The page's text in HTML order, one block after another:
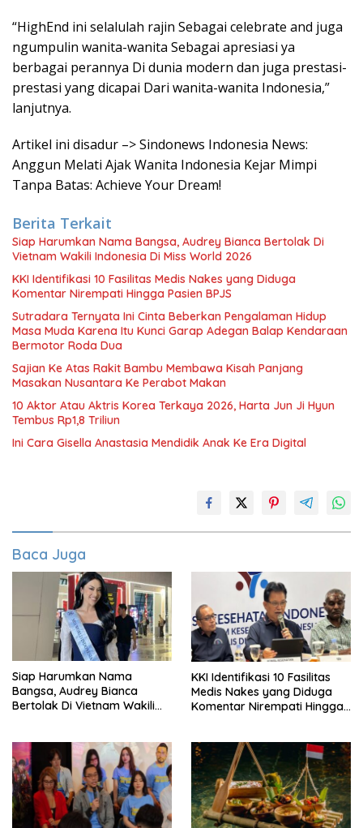
“HighEnd ini selalulah rajin Sebagai celebrate and juga
ngumpulin wanita-wanita Sebagai apresiasi ya
berbagai perannya Di dunia modern dan juga prestasi-
prestasi yang dicapai Dari wanita-wanita Indonesia,”
lanjutnya.
Artikel ini disadur –> Sindonews Indonesia News:
Anggun Melati Ajak Wanita Indonesia Kejar Mimpi
Tanpa Batas: Achieve Your Dream!
Berita Terkait
Siap Harumkan Nama Bangsa, Audrey Bianca Bertolak Di
Vietnam Wakili Indonesia Di Miss World 2026
KKI Identifikasi 10 Fasilitas Medis Nakes yang Diduga
Komentar Nirempati Hingga Pasien BPJS
Sutradara Ternyata Ini Cinta Beberkan Pengalaman Hidup
Masa Muda Karena Itu Kunci Garap Adegan Balap Kendaraan
Bermotor Roda Dua
Sajian Ke Atas Rakit Bambu Membawa Kisah Panjang
Masakan Nusantara Ke Perabot Makan
10 Aktor Atau Aktris Korea Terkaya 2026, Harta Jun Ji Hyun
Tembus Rp1,8 Triliun
Ini Cara Gisella Anastasia Mendidik Anak Ke Era Digital
Baca Juga
Siap Harumkan Nama
Bangsa, Audrey Bianca
Bertolak Di Vietnam Wakili
KKI Identifikasi 10 Fasilitas
Medis Nakes yang Diduga
Komentar Nirempati Hingga